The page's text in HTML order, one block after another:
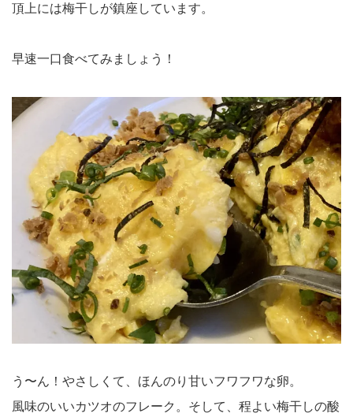
頂上には梅干しが鎮座しています。
早速一口食べてみましょう！
う〜ん！やさしくて、ほんのり甘いフワフワな卵。
風味のいいカツオのフレーク。そして、程よい梅干しの酸